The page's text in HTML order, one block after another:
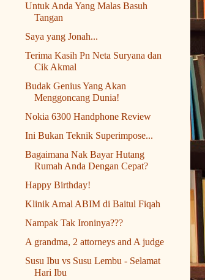
Untuk Anda Yang Malas Basuh
Tangan
Saya yang Jonah...
Terima Kasih Pn Neta Suryana dan
Cik Akmal
Budak Genius Yang Akan
Menggoncang Dunia!
Nokia 6300 Handphone Review
Ini Bukan Teknik Superimpose...
Bagaimana Nak Bayar Hutang
Rumah Anda Dengan Cepat?
Happy Birthday!
Klinik Amal ABIM di Baitul Fiqah
Nampak Tak Ironinya???
A grandma, 2 attorneys and A judge
Susu Ibu vs Susu Lembu - Selamat
Hari Ibu